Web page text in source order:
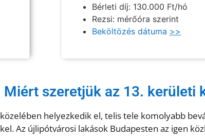
Bérleti díj: 130.000 Ft/hó
Rezsi: mérőóra szerint
Beköltözés dátuma >>
Miért szeretjük az 13. kerületi
helyezkedik el, telis tele komolyabb
Az újlipótvárosi lakások Budapesten az igen